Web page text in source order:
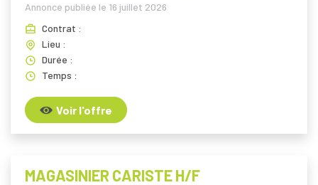
Annonce publiée le 16 juillet 2026
Contrat :
Lieu :
Durée :
Temps :
Voir l'offre
MAGASINIER CARISTE H/F